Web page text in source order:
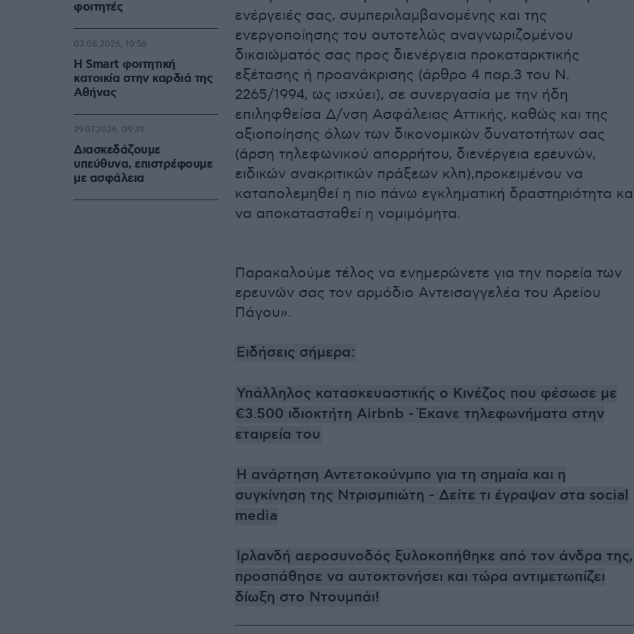
ενέργειές σας, συμπεριλαμβανομένης και της
ενεργοποίησης του αυτοτελώς αναγνωριζομένου
δικαιώματός σας προς διενέργεια προκαταρκτικής
εξέτασης ή προανάκρισης (άρθρο 4 παρ.3 του Ν.
2265/1994, ως ισχύει), σε συνεργασία με την ήδη
επιληφθείσα Δ/νση Ασφάλειας Αττικής, καθώς και της
αξιοποίησης όλων των δικονομικών δυνατοτήτων σας
(άρση τηλεφωνικού απορρήτου, διενέργεια ερευνών,
ειδικών ανακριτικών πράξεων κλπ),προκειμένου να
καταπολεμηθεί η πιο πάνω εγκληματική δραστηριότητα
να αποκατασταθεί η νομιμόμητα.
Παρακαλούμε τέλος να ενημερώνετε για την πορεία των
ερευνών σας τον αρμόδιο Αντεισαγγελέα του Αρείου
Πάγου».
Ειδήσεις σήμερα:
Υπάλληλος κατασκευαστικής ο Κινέζος που φέσωσε με
€3.500 ιδιοκτήτη Airbnb - Έκανε τηλεφωνήματα στην
εταιρεία του
Η ανάρτηση Αντετοκούνμπο για τη σημαία και η
συγκίνηση της Ντρισμπιώτη - Δείτε τι έγραψαν στα social
media
Ιρλανδή αεροσυνοδός ξυλοκοπήθηκε από τον άνδρα της,
προσπάθησε να αυτοκτονήσει και τώρα αντιμετωπίζει
δίωξη στο Ντουμπάι!
φοιτητές
Η Smart φοιτητική
κατοικία στην καρδιά της
Αθήνας
03.08.2026, 10:56
Διασκεδάζουμε
υπεύθυνα, επιστρέφουμε
με ασφάλεια
29.07.2026, 09:39